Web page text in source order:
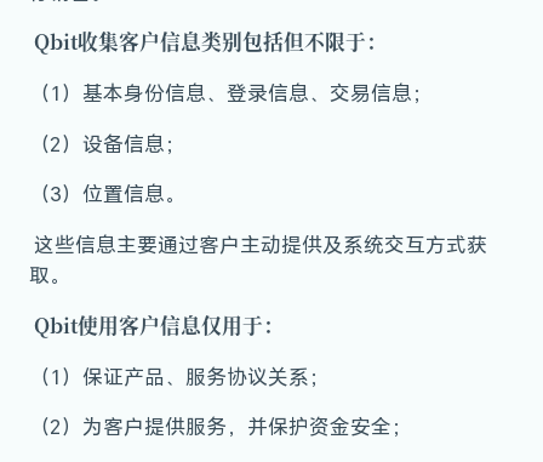
Qbit收集客户信息类别包括但不限于：
（1）基本身份信息、登录信息、交易信息；
（2）设备信息；
（3）位置信息。
这些信息主要通过客户主动提供及系统交互方式获
取。
Qbit使用客户信息仅用于：
（1）保证产品、服务协议关系；
（2）为客户提供服务，并保护资金安全；